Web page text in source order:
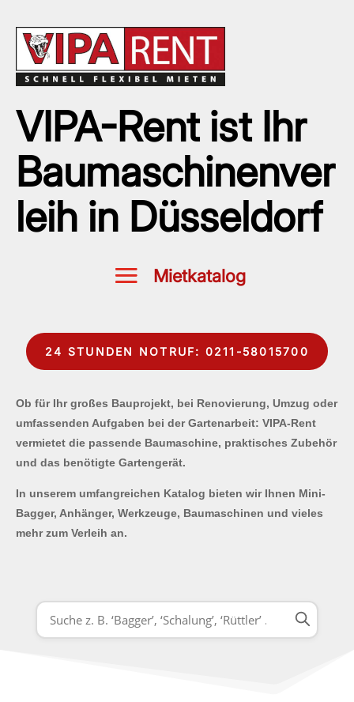
VIPA-Rent ist Ihr
Baumaschinenver
leih in Düsseldorf
24 STUNDEN NOTRUF: 0211-58015700
Ob für Ihr großes Bauprojekt, bei Renovierung, Umzug oder
umfassenden Aufgaben bei der Gartenarbeit: VIPA-Rent
vermietet die passende Baumaschine, praktisches Zubehör
und das benötigte Gartengerät.
In unserem umfangreichen Katalog bieten wir Ihnen Mini-
Bagger, Anhänger, Werkzeuge, Baumaschinen und vieles
mehr zum Verleih an.